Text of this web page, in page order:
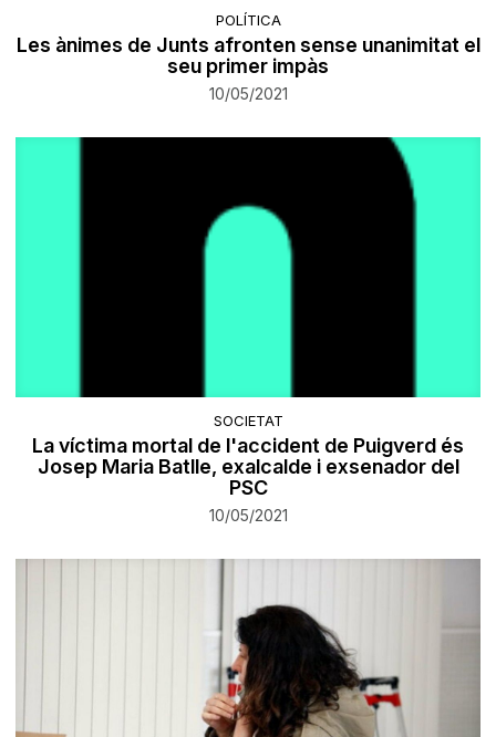
POLÍTICA
Les ànimes de Junts afronten sense unanimitat el
seu primer impàs
10/05/2021
SOCIETAT
La víctima mortal de l'accident de Puigverd és
Josep Maria Batlle, exalcalde i exsenador del
PSC
10/05/2021